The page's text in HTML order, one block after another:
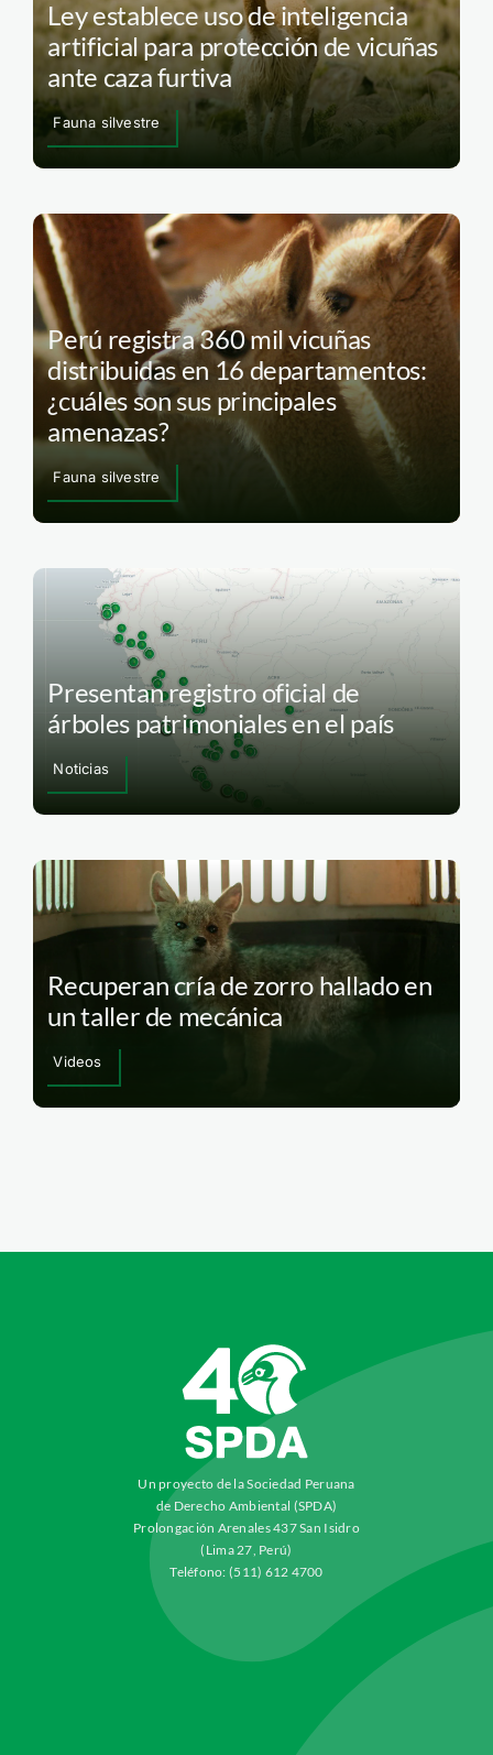
Ley establece uso de inteligencia
artificial para protección de vicuñas
ante caza furtiva
Fauna silvestre
Perú registra 360 mil vicuñas
distribuidas en 16 departamentos:
¿cuáles son sus principales
amenazas?
Fauna silvestre
Presentan registro oficial de
árboles patrimoniales en el país
Noticias
Recuperan cría de zorro hallado en
un taller de mecánica
Videos
Un proyecto de la Sociedad Peruana
de Derecho Ambiental (SPDA)
Prolongación Arenales 437 San Isidro
(Lima 27, Perú)
Teléfono: (511) 612 4700